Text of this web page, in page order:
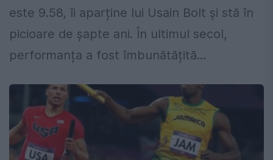
este 9.58, îi aparține lui Usain Bolt și stă în
picioare de șapte ani. În ultimul secol,
performanța a fost îmbunătățită...